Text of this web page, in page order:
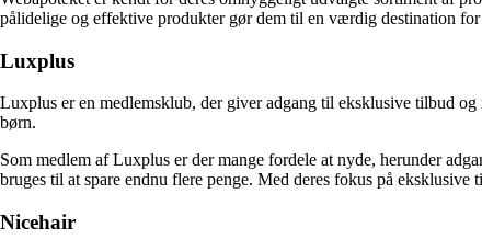
pålidelige og effektive produkter gør dem til en værdig destination
Luxplus
Luxplus er en medlemsklub, der giver adgang til eksklusive tilbud
børn.
Som medlem af Luxplus er der mange fordele at nyde, herunder
bruges til at spare endnu flere penge. Med deres fokus på
Nicehair